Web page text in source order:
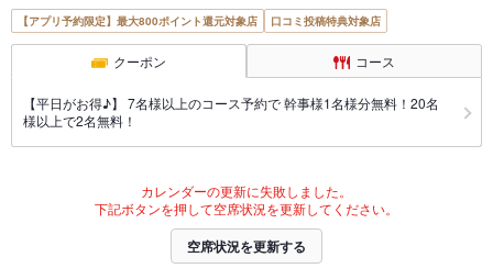
【アプリ予約限定】最大800ポイント還元対象店 口コミ投稿特典対象店
クーポン コース
【平日がお得♪】 7名様以上のコース予約で 幹事様1名様分無料！20名
様以上で2名無料！
カレンダーの更新に失敗しました。
下記ボタンを押して空席状況を更新してください。
空席状況を更新する